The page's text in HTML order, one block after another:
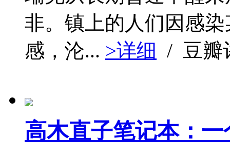
非。镇上的人们因感
感，沦... >详细 / 豆瓣
高木直子笔记本：